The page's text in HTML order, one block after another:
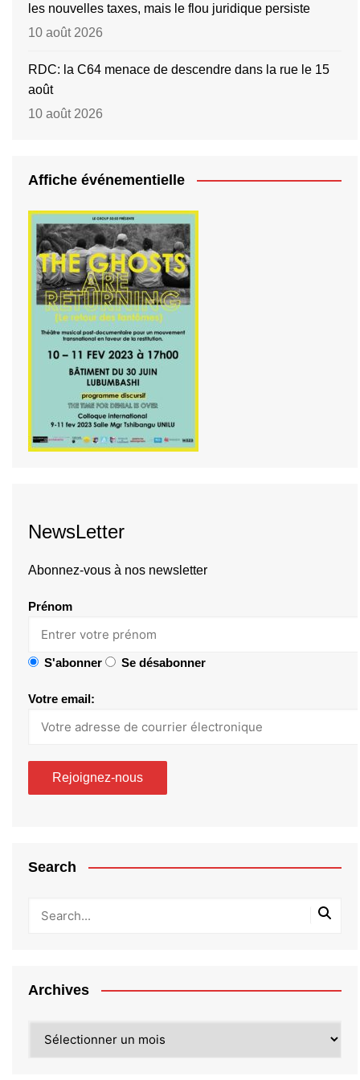
les nouvelles taxes, mais le flou juridique persiste
10 août 2026
RDC: la C64 menace de descendre dans la rue le 15
août
10 août 2026
Affiche événementielle
NewsLetter
Abonnez-vous à nos newsletter
Prénom
S'abonner Se désabonner
Votre email:
Search
Archives